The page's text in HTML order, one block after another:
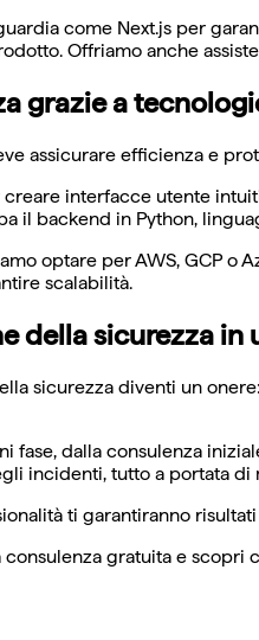
come Next.js per
Offriamo anche
grazie a
assicurare efficienza e
interfacce utente
il backend in Python,
optare per AWS, GCP
scalabilità.
della sicurezza
sicurezza diventi un
fase, dalla consulenza
incidenti, tutto a portata di
ti garantiranno
gratuita e scopri